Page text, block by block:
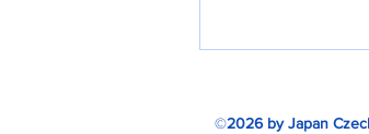
©2026 by Japan